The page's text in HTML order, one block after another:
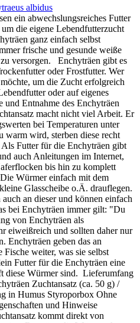
albidus
ein abwechslungsreiches Futter
die eigene Lebendfutterzucht
ganz einfach selbst
frische und gesunde weiße
versorgen. Enchyträen gibt es
oder Frostfutter. Wer
um die Zucht erfolgreich
oder auf eigenes
und Entnahme des Enchyträen
macht nicht viel Arbeit. Er
bei Temperaturen unter
warm wird, sterben diese recht
Futter für die Enchyträen gibt
auch Anleitungen im Internet,
bis hin zu komplett
Würmer einfach mit dem
Glasscheibe o.Ä. drauflegen.
an dieser und können einfach
bei Enchyträen immer gilt: "Du
von Enchyträen als
eiweißreich und sollten daher nur
Enchyträen geben das an
weiter, was sie selbst
Futter für die Enchyträen eine
diese Würmer sind. Lieferumfang
Zuchtansatz (ca. 50 g) /
in Humus Styroporbox Ohne
und Hinweise
kommt direkt von